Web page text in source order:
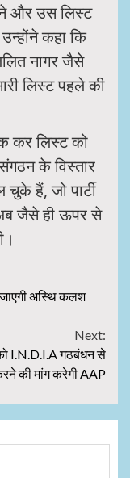
और उस लिस्ट
कहा कि
नागर जैसे
लिस्ट पहले की
कर लिस्ट को
के विस्तार
हैं, जो पार्टी
जैसे ही ऊपर से
जाएगी अस्थि कलश
Next:
को I.N.D.I.A गठबंधन से
की मांग करेगी AAP